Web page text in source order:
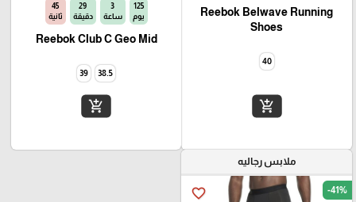
Reebok Belwave Running
Shoes‏
40
add_shopping_cart
125
يوم
3
ساعة
29
دقيقة
44
ثانية
Reebok Club C Geo Mid
38.5
39
add_shopping_cart
ملابس رجاليه
favorite_border -41%